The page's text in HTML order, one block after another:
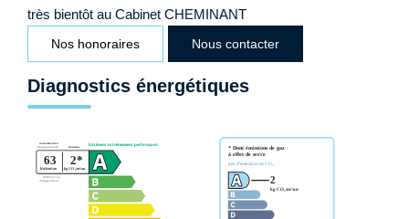
très bientôt au Cabinet CHEMINANT
Nos honoraires Nous contacter
Diagnostics énergétiques